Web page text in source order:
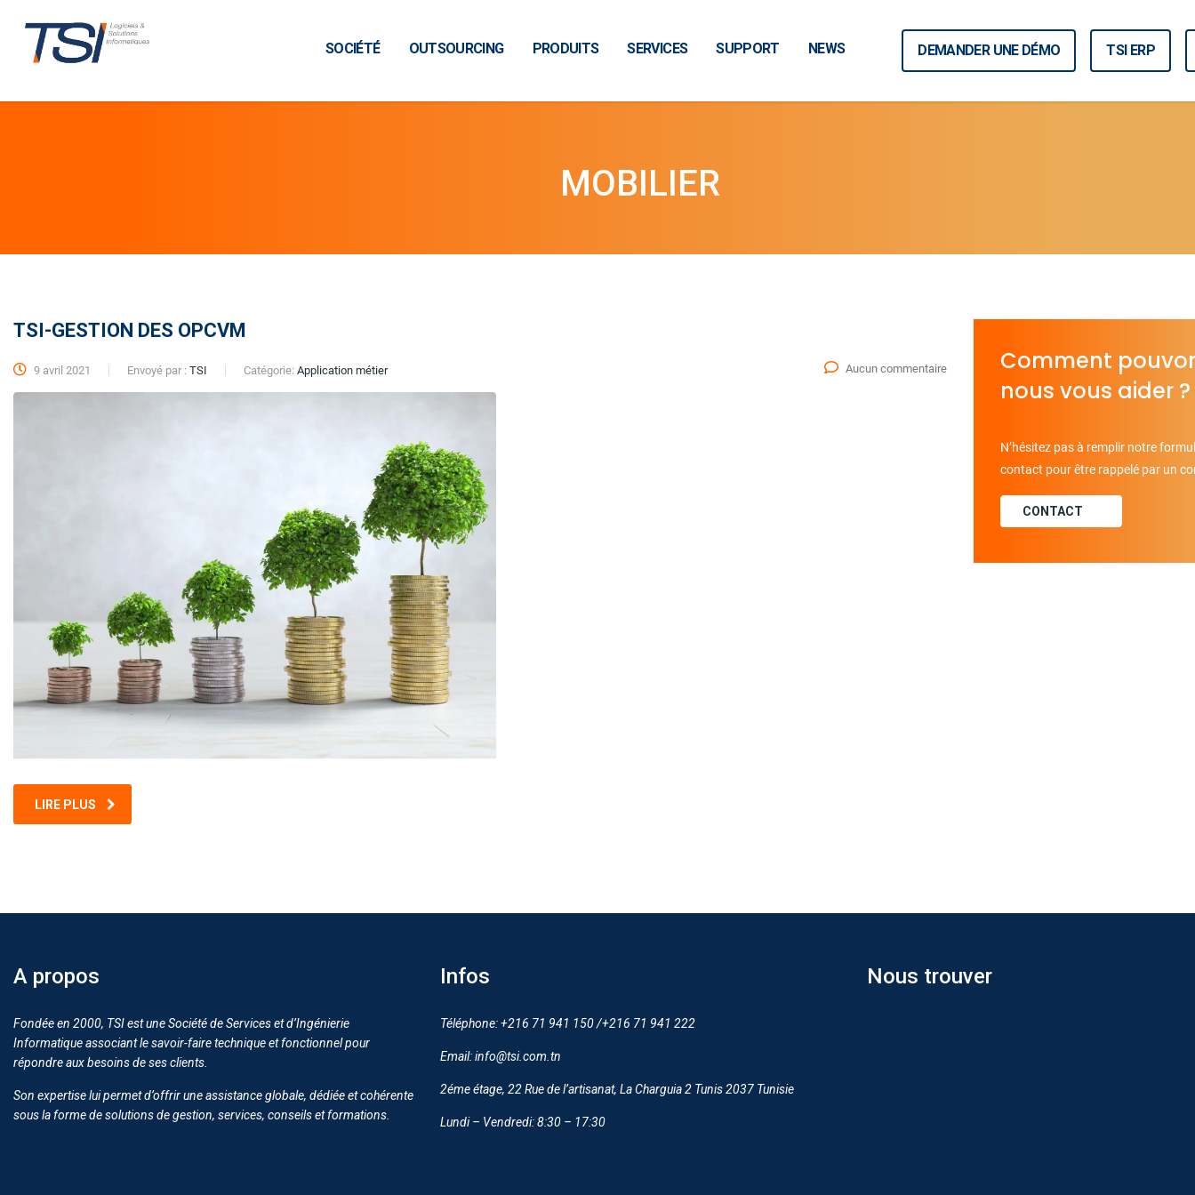
SOCIÉTÉ OUTSOURCING PRODUITS SERVICES SUPPORT NEWS DEMANDER UNE DÉMO TSI ERP
MOBILIER
TSI-GESTION DES OPCVM
9 avril 2021 Envoyé par : TSI Catégorie: Application métier Aucun commentaire
LIRE PLUS
Comment
nous vous aider ?
N’hésitez pas à remplir notre
contact pour être rappelé par un
CONTACT
A propos
Fondée en 2000, TSI est une Société de Services et d’Ingénierie
Informatique associant le savoir-faire technique et fonctionnel pour
répondre aux besoins de ses clients.
Son expertise lui permet d’offrir une assistance globale, dédiée et cohérente
sous la forme de solutions de gestion, services, conseils et formations.
Infos
Téléphone: +216 71 941 150 /+216 71 941 222
Email: info@tsi.com.tn
2éme étage, 22 Rue de l’artisanat, La Charguia 2 Tunis 2037 Tunisie
Lundi – Vendredi: 8:30 – 17:30
Nous trouver